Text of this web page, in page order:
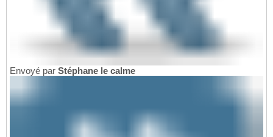
Envoyé par Stéphane le calme